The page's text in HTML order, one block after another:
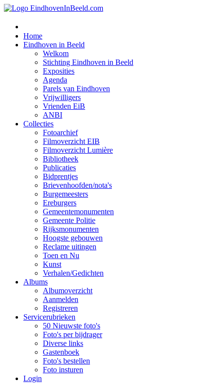
Home
Eindhoven in Beeld
Welkom
Stichting Eindhoven in Beeld
Exposities
Agenda
Parels van Eindhoven
Vrijwilligers
Vrienden EiB
ANBI
Collecties
Fotoarchief
Filmoverzicht EIB
Filmoverzicht Lumière
Bibliotheek
Publicaties
Bidprentjes
Brievenhoofden/nota's
Burgemeesters
Ereburgers
Gemeentemonumenten
Gemeente Politie
Rijksmonumenten
Hoogste gebouwen
Reclame uitingen
Toen en Nu
Kunst
Verhalen/Gedichten
Albums
Albumoverzicht
Aanmelden
Registreren
Servicerubrieken
50 Nieuwste foto's
Foto's per bijdrager
Diverse links
Gastenboek
Foto's bestellen
Foto insturen
Login